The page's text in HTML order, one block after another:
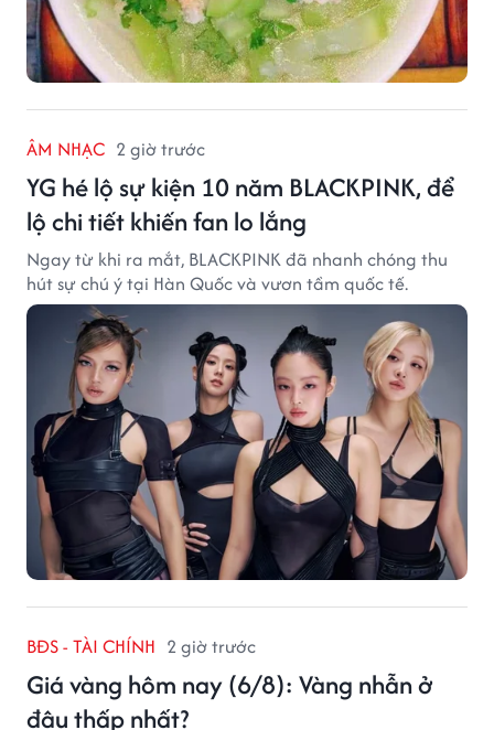
ÂM NHẠC 2 giờ trước
YG hé lộ sự kiện 10 năm BLACKPINK, để
lộ chi tiết khiến fan lo lắng
Ngay từ khi ra mắt, BLACKPINK đã nhanh chóng thu
hút sự chú ý tại Hàn Quốc và vươn tầm quốc tế.
BĐS - TÀI CHÍNH 2 giờ trước
Giá vàng hôm nay (6/8): Vàng nhẫn ở
đâu thấp nhất?